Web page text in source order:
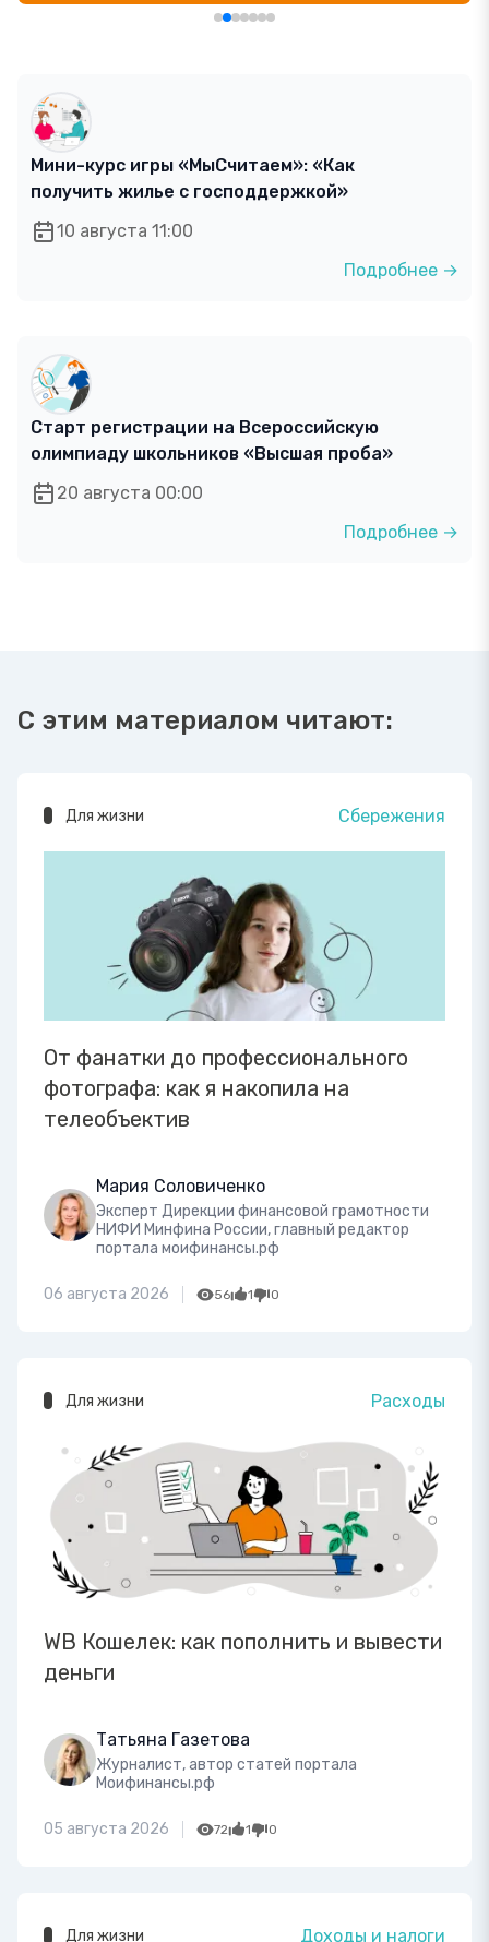
Мини-курс игры «МыСчитаем»: «Как
получить жилье с господдержкой»
10 августа 11:00
Подробнее →
Старт регистрации на Всероссийскую
олимпиаду школьников «Высшая проба»
20 августа 00:00
Подробнее →
С этим материалом читают:
Для жизни Сбережения
От фанатки до профессионального
фотографа: как я накопила на
телеобъектив
Мария Соловиченко
Эксперт Дирекции финансовой грамотности
НИФИ Минфина России, главный редактор
портала моифинансы.рф
06 августа 2026 56 1 0
Для жизни Расходы
WB Кошелек: как пополнить и вывести
деньги
Татьяна Газетова
Журналист, автор статей портала
Моифинансы.рф
05 августа 2026 72 1 0
Для жизни Доходы и налоги